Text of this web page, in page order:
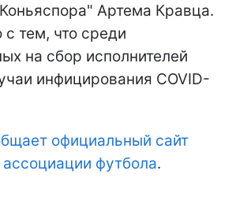
Артема Кравца.
с тем, что среди
на сбор исполнителей
инфицирования COVID-
официальный сайт
футбола.